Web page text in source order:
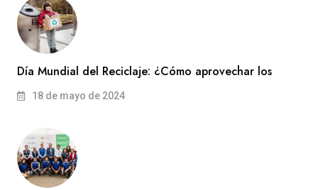
Día Mundial del Reciclaje: ¿Cómo aprovechar los
18 de mayo de 2024